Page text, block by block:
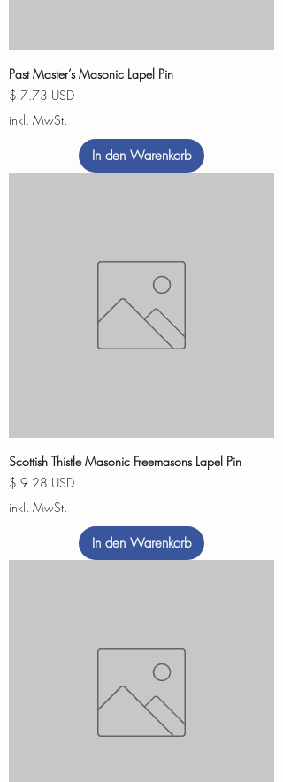
Past Master’s Masonic Lapel Pin
Preis
$ 7.73 USD
inkl. MwSt.
In den Warenkorb
Scottish Thistle Masonic Freemasons Lapel Pin
Preis
$ 9.28 USD
inkl. MwSt.
In den Warenkorb